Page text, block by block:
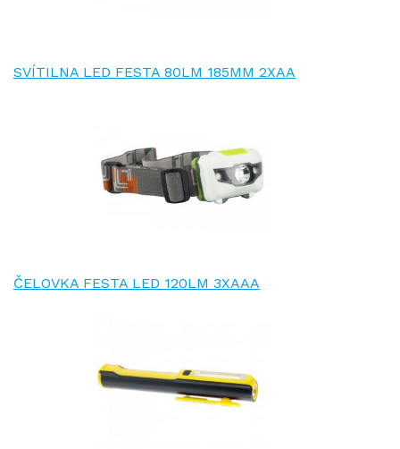
SVÍTILNA LED FESTA 80LM 185MM 2XAA
ČELOVKA FESTA LED 120LM 3XAAA